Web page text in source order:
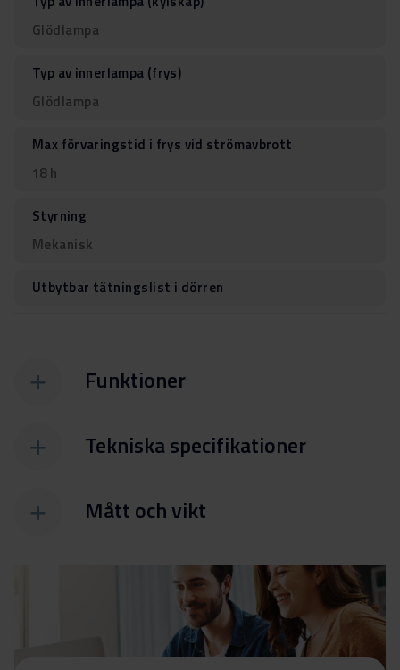
Glödlampa
Typ av innerlampa (frys)
Glödlampa
Max förvaringstid i frys vid strömavbrott
18 h
Styrning
Mekanisk
Utbytbar tätningslist i dörren
Funktioner
Tekniska specifikationer
Mått och vikt